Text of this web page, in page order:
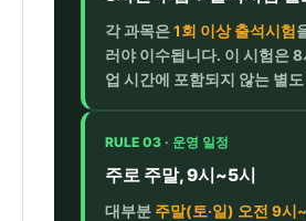
각 과목은1회 이상 출석시험
러야 이수됩니다. 이 시험은
업 시간에 포함되지 않는 별
RULE 03 · 운영 일정
주로 주말, 9시~5시
대부분 주말(토·일) 오전 9시